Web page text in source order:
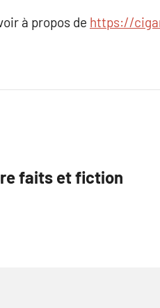
à propos de https://
faits et fiction